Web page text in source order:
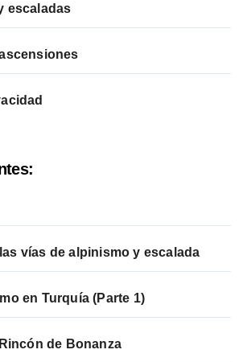
escaladas
vías de alpinismo y escalada
en Turquía (Parte 1)
de Bonanza